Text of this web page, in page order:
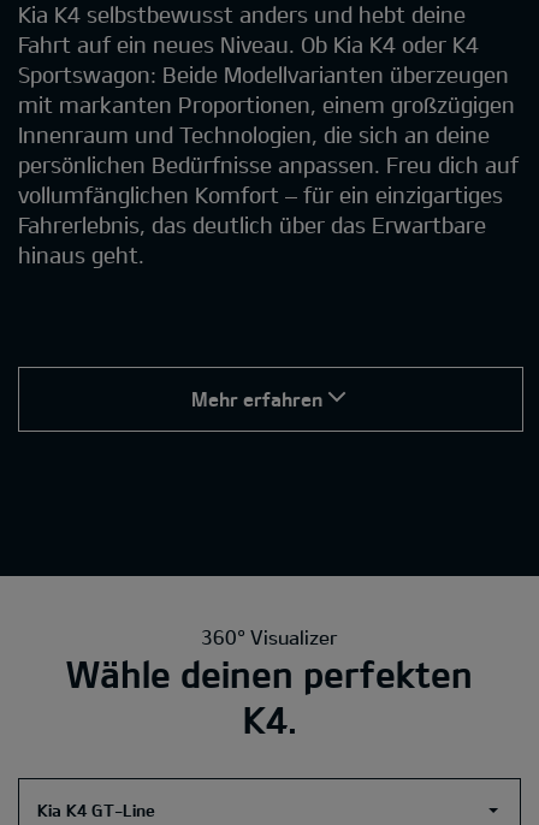
Kia K4 selbstbewusst anders und hebt deine
Fahrt auf ein neues Niveau. Ob Kia K4 oder K4
Sportswagon: Beide Modellvarianten überzeugen
mit markanten Proportionen, einem großzügigen
Innenraum und Technologien, die sich an deine
persönlichen Bedürfnisse anpassen. Freu dich auf
vollumfänglichen Komfort – für ein einzigartiges
Fahrerlebnis, das deutlich über das Erwartbare
hinaus geht.
Mehr erfahren
360° Visualizer
Wähle deinen perfekten
K4.
Kia K4 GT-Line